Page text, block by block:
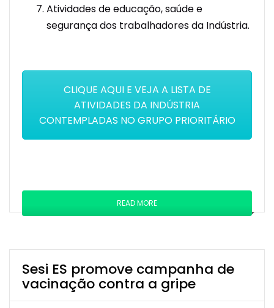
Atividades de educação, saúde e
segurança dos trabalhadores da Indústria.
CLIQUE AQUI E VEJA A LISTA DE
ATIVIDADES DA INDÚSTRIA
CONTEMPLADAS NO GRUPO PRIORITÁRIO
READ MORE
Sesi ES promove campanha de
vacinação contra a gripe